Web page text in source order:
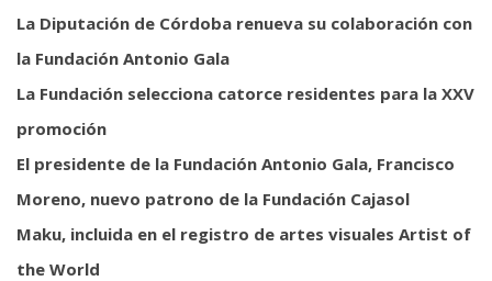
La Diputación de Córdoba renueva su colaboración con
la Fundación Antonio Gala
La Fundación selecciona catorce residentes para la XXV
promoción
El presidente de la Fundación Antonio Gala, Francisco
Moreno, nuevo patrono de la Fundación Cajasol
Maku, incluida en el registro de artes visuales Artist of
the World